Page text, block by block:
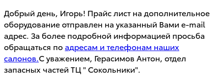
Добрый день, Игорь! Прайс лист на дополнительное
оборудование отправлен на указанный Вами e-mail
адрес. За более подробной информацией просьба
обращаться по адресам и телефонам наших
салонов.С уважением, Герасимов Антон, отдел
запасных частей ТЦ " Сокольники".